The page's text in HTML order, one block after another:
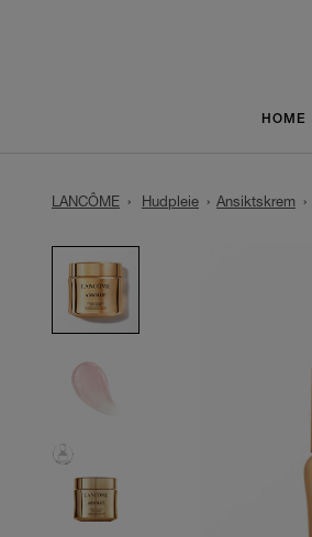
HOME
LANCÔME Hudpleie Ansiktskrem